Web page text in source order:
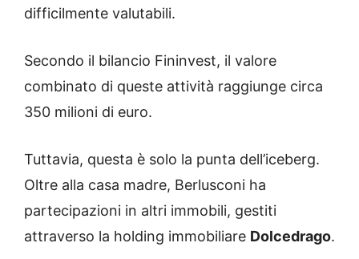
difficilmente valutabili.
Secondo il bilancio Fininvest, il valore
combinato di queste attività raggiunge circa
350 milioni di euro.
Tuttavia, questa è solo la punta dell’iceberg.
Oltre alla casa madre, Berlusconi ha
partecipazioni in altri immobili, gestiti
attraverso la holding immobiliare Dolcedrago.